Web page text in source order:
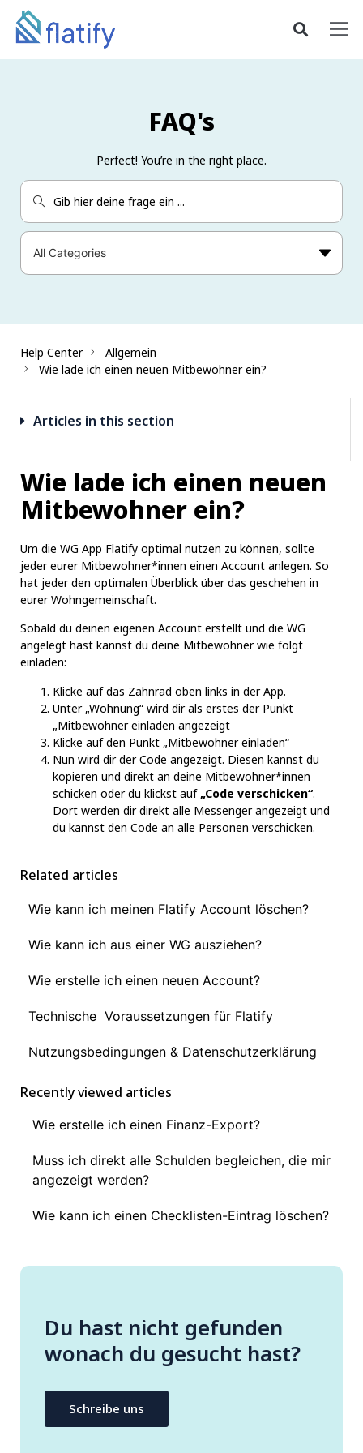
FAQ's
Perfect! You’re in the right place.
Help Center
Allgemein
Wie lade ich einen neuen Mitbewohner ein?
Articles in this section
Wie lade ich einen neuen
Mitbewohner ein?
Um die WG App Flatify optimal nutzen zu können, sollte
jeder eurer Mitbewohner*innen einen Account anlegen. So
hat jeder den optimalen Überblick über das geschehen in
eurer Wohngemeinschaft.
Sobald du deinen eigenen Account erstellt und die WG
angelegt hast kannst du deine Mitbewohner wie folgt
einladen:
Klicke auf das Zahnrad oben links in der App.
Unter „Wohnung“ wird dir als erstes der Punkt
„Mitbewohner einladen angezeigt
Klicke auf den Punkt „Mitbewohner einladen“
Nun wird dir der Code angezeigt. Diesen kannst du
kopieren und direkt an deine Mitbewohner*innen
schicken oder du klickst auf „Code verschicken“.
Dort werden dir direkt alle Messenger angezeigt und
du kannst den Code an alle Personen verschicken.
Related articles
Wie kann ich meinen Flatify Account löschen?
Wie kann ich aus einer WG ausziehen?
Wie erstelle ich einen neuen Account?
Technische Voraussetzungen für Flatify
Nutzungsbedingungen & Datenschutzerklärung
Recently viewed articles
Wie erstelle ich einen Finanz-Export?
Muss ich direkt alle Schulden begleichen, die mir
angezeigt werden?
Wie kann ich einen Checklisten-Eintrag löschen?
Du hast nicht gefunden
wonach du gesucht hast?
Schreibe uns